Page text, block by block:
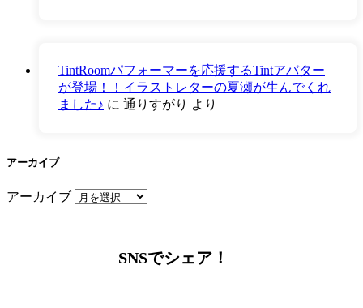
TintRoomパフォーマーを応援するTintアバター
が登場！！イラストレターの夏瀬が生んでくれ
ました♪ に 通りすがり より
アーカイブ
アーカイブ
SNSでシェア！